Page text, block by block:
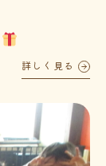
詳しく見る